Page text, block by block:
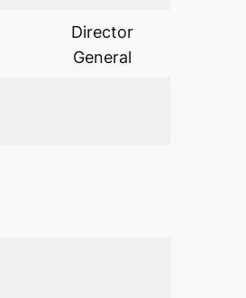
Director
General